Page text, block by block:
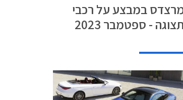
במבצע על רכבי
תצוגה - ספטמבר 2023